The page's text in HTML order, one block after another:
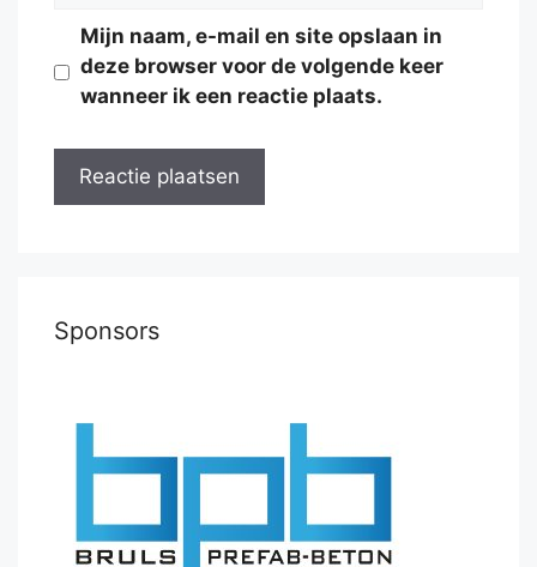
Mijn naam, e-mail en site opslaan in
deze browser voor de volgende keer
wanneer ik een reactie plaats.
Sponsors